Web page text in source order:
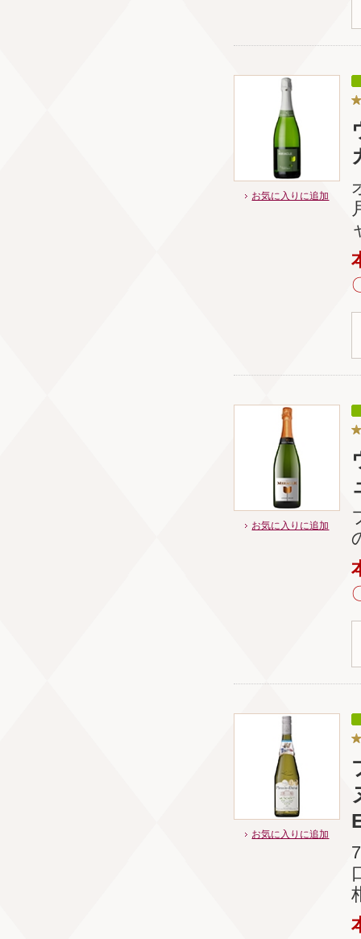
お気に入りに追加
お気に入りに追加
お気に入りに追加